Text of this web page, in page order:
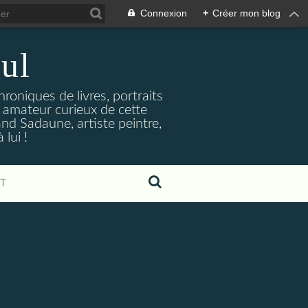
Connexion + Créer mon blog
de livres, portraits
curieux de cette
Sadaune, artiste peintre,
lui !